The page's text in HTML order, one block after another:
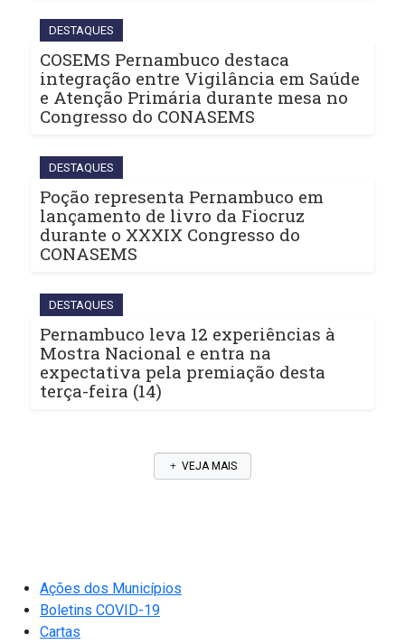
DESTAQUES
COSEMS Pernambuco destaca
integração entre Vigilância em Saúde
e Atenção Primária durante mesa no
Congresso do CONASEMS
DESTAQUES
Poção representa Pernambuco em
lançamento de livro da Fiocruz
durante o XXXIX Congresso do
CONASEMS
DESTAQUES
Pernambuco leva 12 experiências à
Mostra Nacional e entra na
expectativa pela premiação desta
terça-feira (14)
VEJA MAIS
Ações dos Municípios
Boletins COVID-19
Cartas